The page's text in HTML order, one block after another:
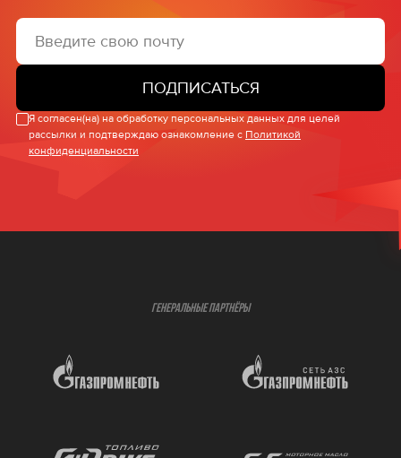
ПОДПИСАТЬСЯ
Я согласен(на) на обработку персональных данных для целей
рассылки и подтверждаю ознакомление с Политикой
конфиденциальности
ГЕНЕРАЛЬНЫЕ ПАРТНЁРЫ